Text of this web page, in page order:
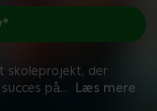
skoleprojekt, der
på... Læs mere